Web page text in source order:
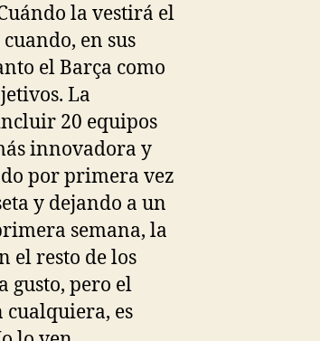
la vestirá el
en sus
el Barça como
La
20 equipos
innovadora y
por primera vez
y dejando a un
semana, la
el resto de los
gusto, pero el
cualquiera, es